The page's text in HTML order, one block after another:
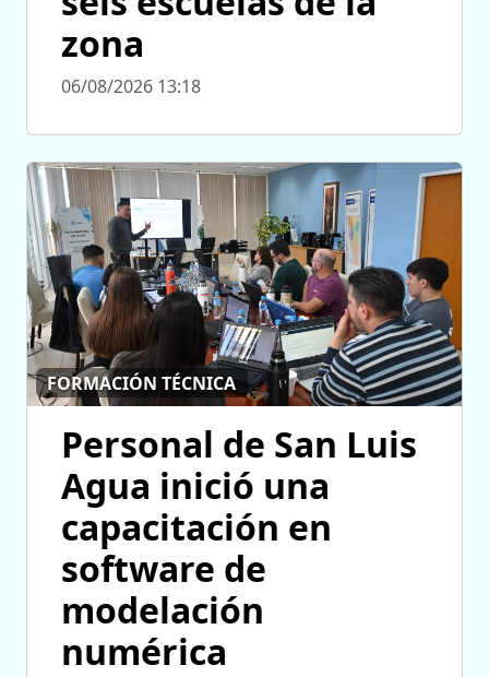
zona
06/08/2026 13:18
FORMACIÓN TÉCNICA
Personal de San Luis
Agua inició una
capacitación en
software de
modelación
numérica